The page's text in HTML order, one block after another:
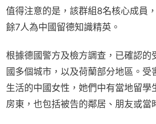
值得注意的是，該群組8名核心成員
餘7人為中國留德知識精英。
根據德國警方及檢方調查，已確認的
國多個城市，以及荷蘭部分地區。受
生活的中國女性，她們中有當地留學
房東，也包括被告的鄰居、朋友或當